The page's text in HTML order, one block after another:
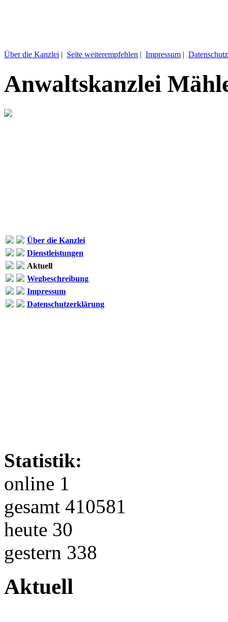
Über die Kanzlei | Seite weiterempfehlen | Impressum |
Anwaltskanzlei
Über die Kanzlei
Dienstleistungen
Aktuell
Wegbeschreibung
Impressum
Datenschutzerklärung
Statistik:
online 1
gesamt 410581
heute 30
gestern 338
Aktuell